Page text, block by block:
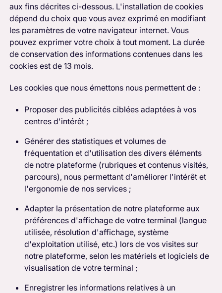
aux fins décrites ci-dessous. L'installation de cookies
dépend du choix que vous avez exprimé en modifiant
les paramètres de votre navigateur internet. Vous
pouvez exprimer votre choix à tout moment. La durée
de conservation des informations contenues dans les
cookies est de 13 mois.
Les cookies que nous émettons nous permettent de :
Proposer des publicités ciblées adaptées à vos
centres d'intérêt ;
Générer des statistiques et volumes de
fréquentation et d'utilisation des divers éléments
de notre plateforme (rubriques et contenus visités,
parcours), nous permettant d'améliorer l'intérêt et
l'ergonomie de nos services ;
Adapter la présentation de notre plateforme aux
préférences d'affichage de votre terminal (langue
utilisée, résolution d'affichage, système
d'exploitation utilisé, etc.) lors de vos visites sur
notre plateforme, selon les matériels et logiciels de
visualisation de votre terminal ;
Enregistrer les informations relatives à un